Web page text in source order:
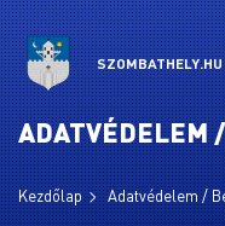
SZOMBATHELY.HU
ADATVÉDELEM
Kezdőlap Adatvédelem /